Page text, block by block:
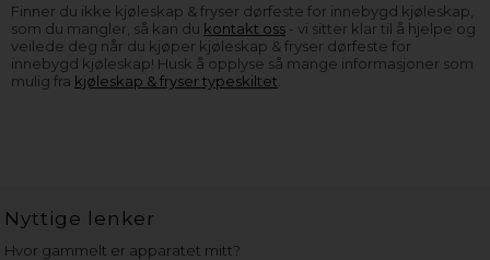
Finner du ikke kjøleskap & fryser dørfeste for innebygd kjøleskap,
som du mangler, så kan du kontakt oss - vi sitter klar til å hjelpe og
veilede deg når du kjøper kjøleskap & fryser dørfeste for
innebygd kjøleskap! Husk å opplyse så mange informasjoner som
mulig fra kjøleskap & fryser typeskiltet
Nyttige lenker
Hvor gammelt er apparatet mitt?